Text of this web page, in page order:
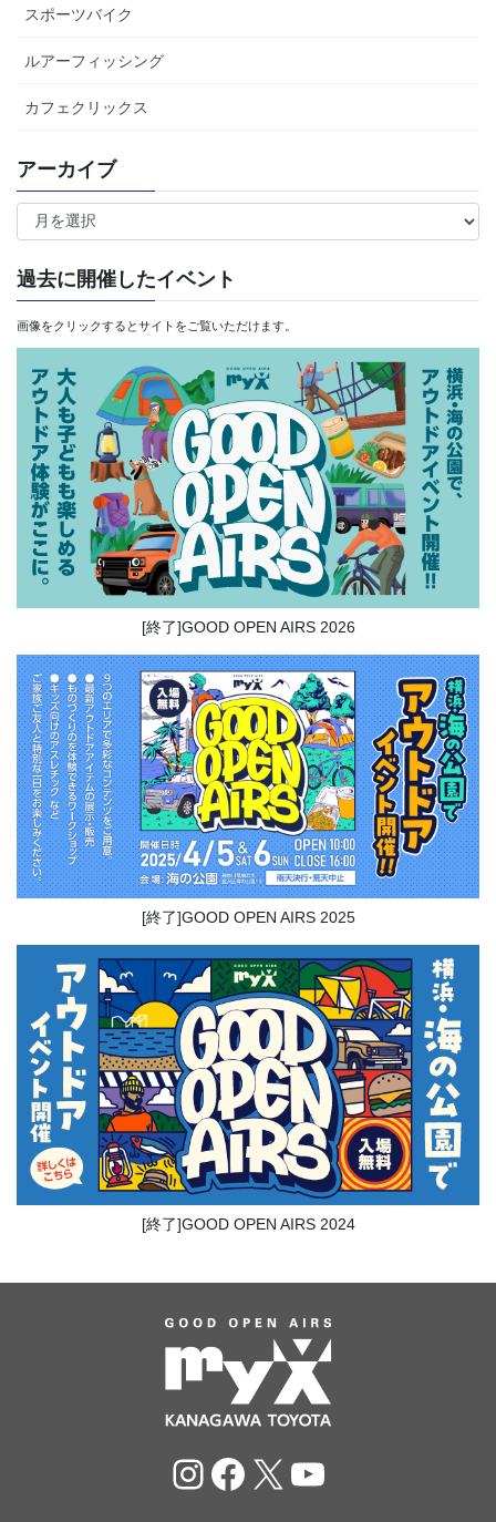
スポーツバイク
ルアーフィッシング
カフェクリックス
アーカイブ
ア
ー
カ
イ
ブ
過去に開催したイベント
画像をクリックするとサイトをご覧いただけます。
[終了]GOOD OPEN AIRS 2026
[終了]GOOD OPEN AIRS 2025
[終了]GOOD OPEN AIRS 2024
Instagram
Facebook
X YouTube